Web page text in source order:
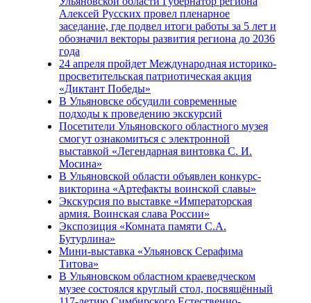
Алексей Русских провел пленарное
заседание, где подвел итоги работы за 5 лет и
обозначил векторы развития региона до 2036
года
24 апреля пройдет Международная историко-
просветительская патриотическая акция
«Диктант Победы»
В Ульяновске обсудили современные
подходы к проведению экскурсий
Посетители Ульяновского областного музея
смогут ознакомиться с электронной
выставкой «Легендарная винтовка С. И.
Мосина»
В Ульяновской области объявлен конкурс-
викторина «Артефакты воинской славы»
Экскурсия по выставке «Императорская
армия. Воинская слава России»
Экспозиция «Комната памяти С.А.
Бутурлина»
Мини-выставка «Ульяновск Серафима
Титова»
В Ульяновском областном краеведческом
музее состоялся круглый стол, посвящённый